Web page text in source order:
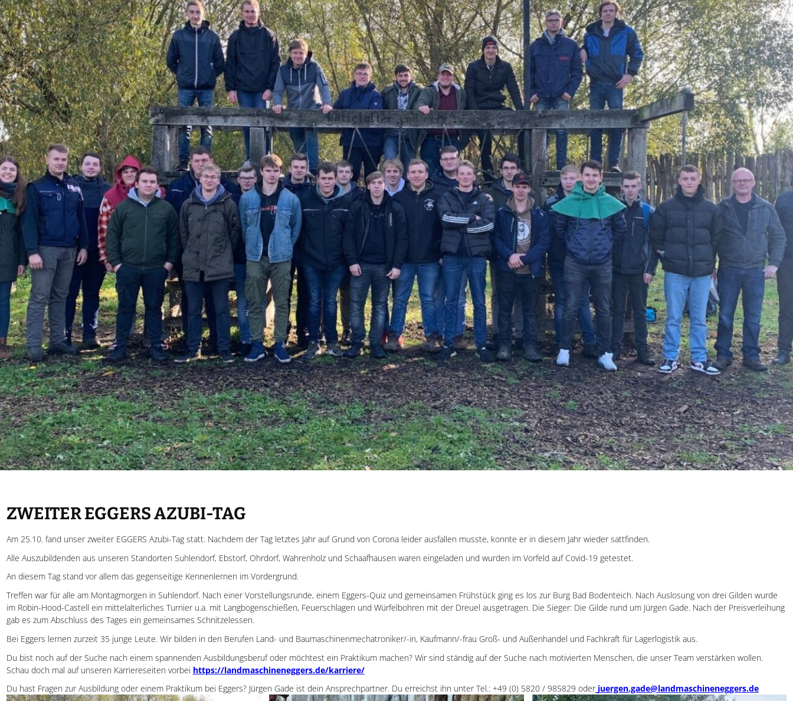
ZWEITER EGGERS AZUBI-TAG
Am 25.10. fand unser zweiter EGGERS Azubi-Tag statt. Nachdem der Tag letztes Jahr auf Grund von Corona leider ausfallen musste, konnte er in diesem Jahr wieder sattfinden.
Alle Auszubildenden aus unseren Standorten Suhlendorf, Ebstorf, Ohrdorf, Wahrenholz und Schaafhausen waren eingeladen und wurden im Vorfeld auf Covid-19 getestet.
An diesem Tag stand vor allem das gegenseitige Kennenlernen im Vordergrund.
Treffen war für alle am Montagmorgen in Suhlendorf. Nach einer Vorstellungsrunde, einem Eggers-Quiz und gemeinsamen Frühstück ging es los zur Burg Bad Bodenteich. Nach Auslosung von drei Gilden wurde
im Robin-Hood-Castell ein mittelalterliches Turnier u.a. mit Langbogenschießen, Feuerschlagen und Würfelbohren mit der Dreuel ausgetragen. Die Sieger: Die Gilde rund um Jürgen Gade. Nach der Preisverleihung
gab es zum Abschluss des Tages ein gemeinsames Schnitzelessen.
Bei Eggers lernen zurzeit 35 junge Leute. Wir bilden in den Berufen Land- und Baumaschinenmechatroniker/-in, Kaufmann/-frau Groß- und Außenhandel und Fachkraft für Lagerlogistik aus.
Du bist noch auf der Suche nach einem spannenden Ausbildungsberuf oder möchtest ein Praktikum machen? Wir sind ständig auf der Suche nach motivierten Menschen, die unser Team verstärken wollen.
Schau doch mal auf unseren Karriereseiten vorbei https://landmaschineneggers.de/karriere/
Du hast Fragen zur Ausbildung oder einem Praktikum bei Eggers? Jürgen Gade ist dein Ansprechpartner. Du erreichst ihn unter Tel.: +49 (0) 5820 / 985829 oder juergen.gade@landmaschineneggers.de